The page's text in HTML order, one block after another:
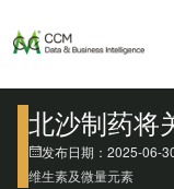
北沙制药将
发布日期：2025-06-
维生素及微量元素